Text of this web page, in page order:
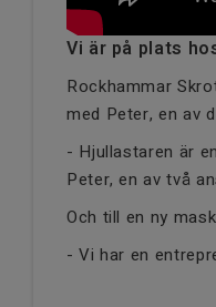
Vi är på plats
Rockhammar
med Peter, en av
- Hjullastaren är
Peter, en av två
Och till en ny
- Vi har en